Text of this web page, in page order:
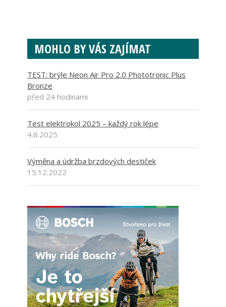
MOHLO BY VÁS ZAJÍMAT
TEST: brýle Neon Air Pro 2.0 Phototronic Plus
Bronze
před 24 hodinami
Test elektrokol 2025 – každý rok lépe
4.6.2025
Výměna a údržba brzdových destiček
15.12.2022